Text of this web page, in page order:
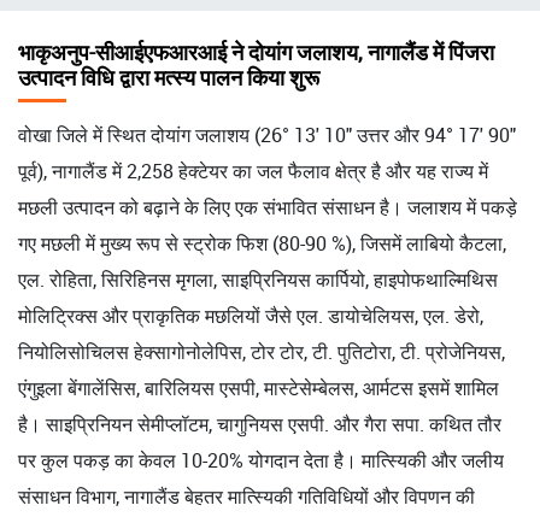
भाकृअनुप-सीआईएफआरआई ने दोयांग जलाशय, नागालैंड में पिंजरा
उत्पादन विधि द्वारा मत्स्य पालन किया शुरू
वोखा जिले में स्थित दोयांग जलाशय (26° 13' 10" उत्तर और 94° 17' 90"
पूर्व), नागालैंड में 2,258 हेक्टेयर का जल फैलाव क्षेत्र है और यह राज्य में
मछली उत्पादन को बढ़ाने के लिए एक संभावित संसाधन है। जलाशय में पकड़े
गए मछली में मुख्य रूप से स्ट्रोक फिश (80-90 %), जिसमें लाबियो कैटला,
एल. रोहिता, सिरिहिनस मृगला, साइप्रिनियस कार्पियो, हाइपोफथाल्मिथिस
मोलिट्रिक्स और प्राकृतिक मछलियों जैसे एल. डायोचेलियस, एल. डेरो,
नियोलिसोचिलस हेक्सागोनोलेपिस, टोर टोर, टी. पुतिटोरा, टी. प्रोजेनियस,
एंगुइला बेंगालेंसिस, बारिलियस एसपी, मास्टेसेम्बेलस, आर्मटस इसमें शामिल
है। साइप्रिनियन सेमीप्लॉटम, चागुनियस एसपी. और गैरा सपा. कथित तौर
पर कुल पकड़ का केवल 10-20% योगदान देता है। मात्स्यिकी और जलीय
संसाधन विभाग, नागालैंड बेहतर मात्स्यिकी गतिविधियों और विपणन की